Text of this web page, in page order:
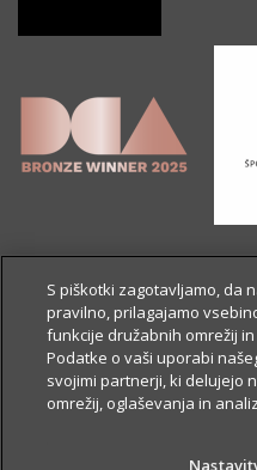
S piškotki zagotavljamo, da
pravilno, prilagajamo
funkcije družabnih omrežij
Podatke o vaši uporabi
svojimi partnerji, ki delujejo
omrežij, oglaševanja in